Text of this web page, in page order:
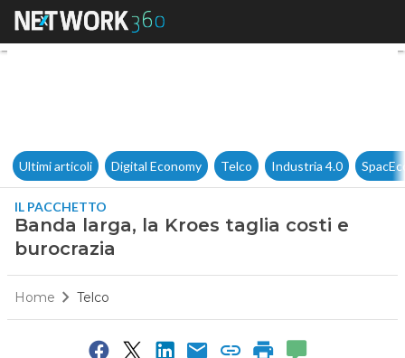
Banda larga, la Kroes taglia
Ultimi articoli Digital Economy Telco Industria 4.0
IL PACCHETTO
Banda larga, la Kroes taglia costi e
burocrazia
Home Telco